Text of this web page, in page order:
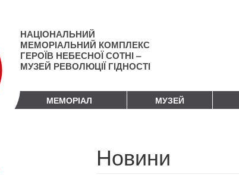
НАЦІОНАЛЬНИЙ
МЕМОРІАЛЬНИЙ КОМПЛЕКС
ГЕРОЇВ НЕБЕСНОЇ СОТНІ –
МУЗЕЙ РЕВОЛЮЦІЇ ГІДНОСТІ
МЕМОРІАЛ МУЗЕЙ
Новини